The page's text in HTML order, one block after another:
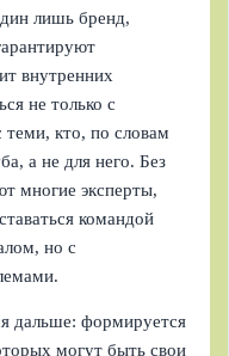
лишь бренд,
внутренних
не только с
кто, по словам
а не для него. Без
многие эксперты,
командой
но с
дальше: формируется
могут быть свои